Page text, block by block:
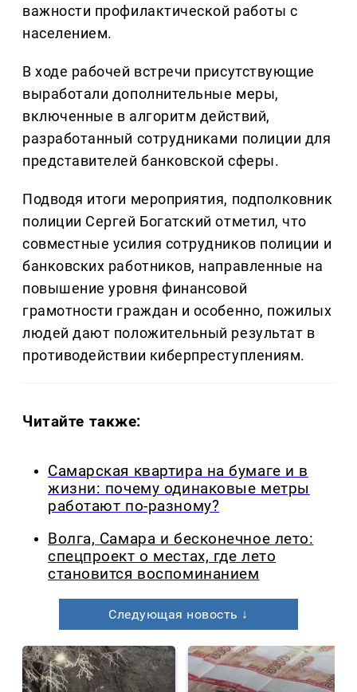
важности профилактической работы с
населением.
В ходе рабочей встречи присутствующие
выработали дополнительные меры,
включенные в алгоритм действий,
разработанный сотрудниками полиции для
представителей банковской сферы.
Подводя итоги мероприятия, подполковник
полиции Сергей Богатский отметил, что
совместные усилия сотрудников полиции и
банковских работников, направленные на
повышение уровня финансовой
грамотности граждан и особенно, пожилых
людей дают положительный результат в
противодействии киберпреступлениям.
Читайте также:
Самарская квартира на бумаге и в
жизни: почему одинаковые метры
работают по-разному?
Волга, Самара и бесконечное лето:
спецпроект о местах, где лето
становится воспоминанием
Следующая новость ↓